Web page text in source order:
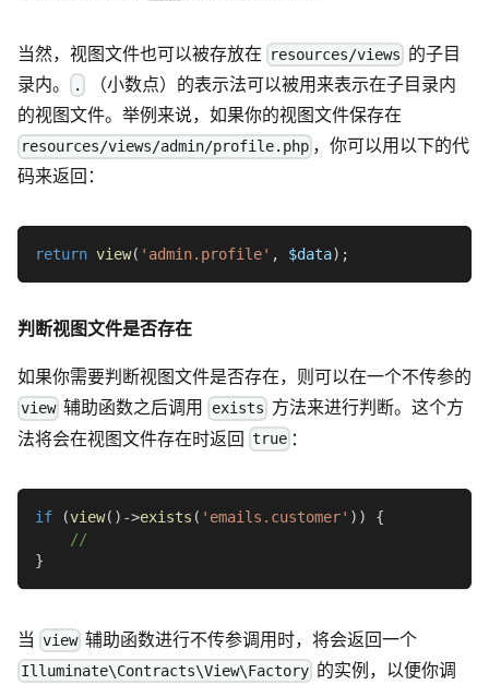
当然，视图文件也可以被存放在 resources/views 的子目
录内。
.
（小数点）的表示法可以被用来表示在子目录内
的视图文件。举例来说，如果你的视图文件保存在
resources/views/admin/profile.php ，你可以用以下的代
码来返回：
return view( 'admin.profile' , $data) ;
判断视图文件是否存在
如果你需要判断视图文件是否存在，则可以在一个不传参的
view 辅助函数之后调用 exists 方法来进行判断。这个方
法将会在视图文件存在时返回 true ：
if (view( ) ->exists ( 'emails.customer' ) )
{
//
}
当 view 辅助函数进行不传参调用时，将会返回一个
Illuminate\Contracts\View\Factory 的实例，以便你调